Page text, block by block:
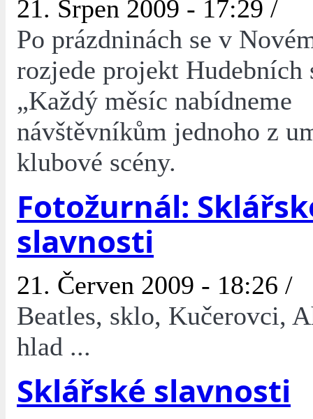
21. Srpen 2009 - 17:29 /
Po prázdninách se v
rozjede projekt Hudebních
„Každý měsíc nabídneme
návštěvníkům jednoho z
klubové scény.
Fotožurnál:
slavnosti
21. Červen 2009 - 18:26 /
Beatles, sklo, Kučerovci,
hlad ...
Sklářské slavnosti